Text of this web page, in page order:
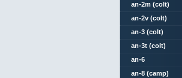
an-2m (colt)
an-2v (colt)
an-3 (colt)
an-3t (colt)
an-6
an-8 (camp)